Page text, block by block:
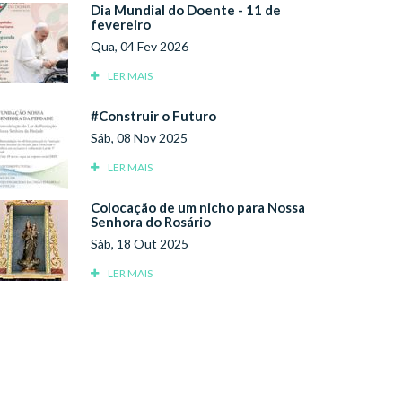
Dia Mundial do Doente - 11 de
fevereiro
Qua, 04 Fev 2026
LER MAIS
#Construir o Futuro
Sáb, 08 Nov 2025
LER MAIS
Colocação de um nicho para Nossa
Senhora do Rosário
Sáb, 18 Out 2025
LER MAIS